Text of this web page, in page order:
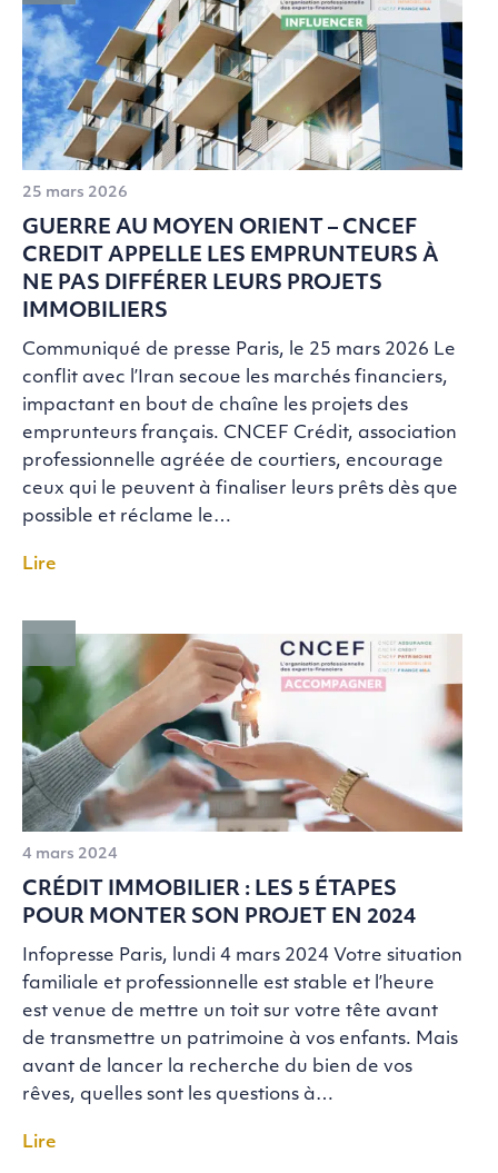
25 mars 2026
GUERRE AU MOYEN ORIENT – CNCEF
CREDIT APPELLE LES EMPRUNTEURS À
NE PAS DIFFÉRER LEURS PROJETS
IMMOBILIERS
Communiqué de presse Paris, le 25 mars 2026 Le
conflit avec l’Iran secoue les marchés financiers,
impactant en bout de chaîne les projets des
emprunteurs français. CNCEF Crédit, association
professionnelle agréée de courtiers, encourage
ceux qui le peuvent à finaliser leurs prêts dès que
possible et réclame le…
Lire
4 mars 2024
CRÉDIT IMMOBILIER : LES 5 ÉTAPES
POUR MONTER SON PROJET EN 2024
Infopresse Paris, lundi 4 mars 2024 Votre situation
familiale et professionnelle est stable et l’heure
est venue de mettre un toit sur votre tête avant
de transmettre un patrimoine à vos enfants. Mais
avant de lancer la recherche du bien de vos
rêves, quelles sont les questions à…
Lire